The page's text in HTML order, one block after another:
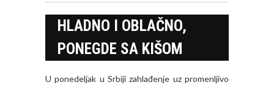
HLADNO I OBLAČNO,
PONEGDE SA KIŠOM
U ponedeljak u Srbiji zahlađenje uz promenljivo